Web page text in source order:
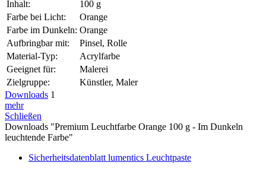
Inhalt:
100 g
Farbe bei Licht:
Orange
Farbe im Dunkeln: Orange
Aufbringbar mit:
Pinsel, Rolle
Material-Typ:
Acrylfarbe
Geeignet für:
Malerei
Zielgruppe:
Künstler, Maler
Downloads 1
mehr
Schließen
Downloads "Premium Leuchtfarbe Orange 100 g - Im Dunkeln
leuchtende Farbe"
Sicherheitsdatenblatt lumentics Leuchtpaste